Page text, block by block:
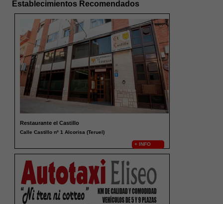
Establecimientos Recomendados
Restaurante el Castillo
Calle Castillo nº 1 Alcorisa (Teruel)
+ INFO